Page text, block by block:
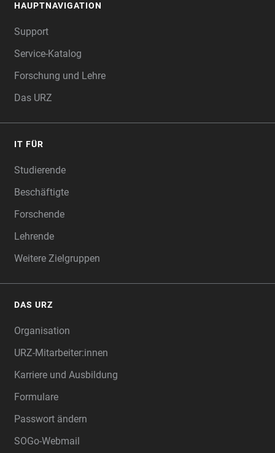
HAUPTNAVIGATION
Support
Service-Katalog
Forschung und Lehre
Das URZ
IT FÜR
Studierende
Beschäftigte
Forschende
Lehrende
Weitere Zielgruppen
DAS URZ
Organisation
URZ-Mitarbeiter:innen
Karriere und Ausbildung
Formulare
Passwort ändern
SOGo-Webmail